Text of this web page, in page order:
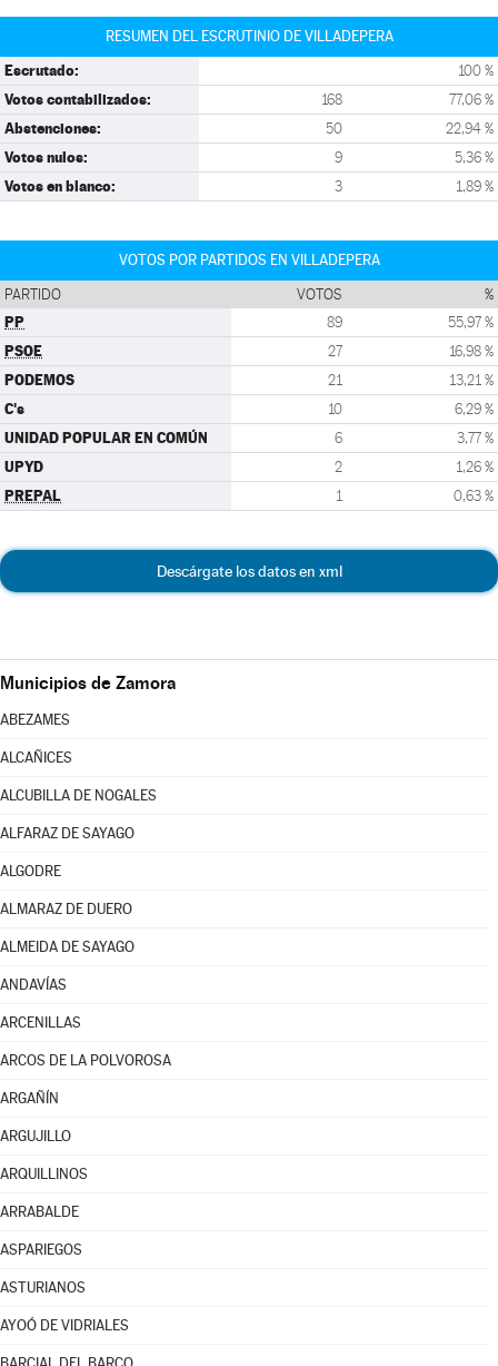
RESUMEN DEL ESCRUTINIO DE VILLADEPERA
Escrutado: 100 %
Votos contabilizados: 168 77,06 %
Abstenciones: 50 22,94 %
Votos nulos: 9 5,36 %
Votos en blanco: 3 1,89 %
VOTOS POR PARTIDOS EN VILLADEPERA
PARTIDO VOTOS %
PP 89 55,97 %
PSOE 27 16,98 %
PODEMOS 21 13,21 %
C's 10 6,29 %
UNIDAD POPULAR EN COMÚN 6 3,77 %
UPYD 2 1,26 %
PREPAL 1 0,63 %
Descárgate los datos en xml
Municipios de Zamora
ABEZAMES
ALCAÑICES
ALCUBILLA DE NOGALES
ALFARAZ DE SAYAGO
ALGODRE
ALMARAZ DE DUERO
ALMEIDA DE SAYAGO
ANDAVÍAS
ARCENILLAS
ARCOS DE LA POLVOROSA
ARGAÑÍN
ARGUJILLO
ARQUILLINOS
ARRABALDE
ASPARIEGOS
ASTURIANOS
AYOÓ DE VIDRIALES